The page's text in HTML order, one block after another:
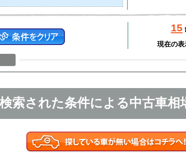
15
現在の
検索された条件による中古車相